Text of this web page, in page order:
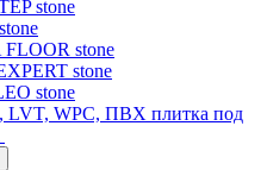
stone
stone
stone
stone
LVT, WPC, ПВХ плитка под